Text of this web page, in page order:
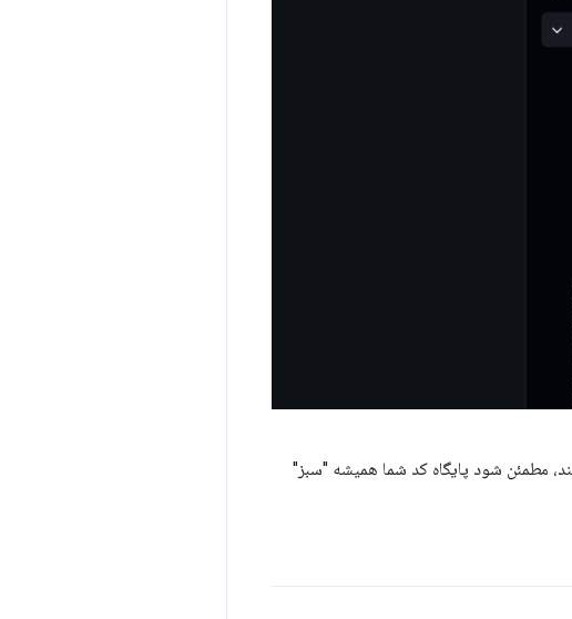
مطمئن شود پایگاه کد شما همیشه "سبز"